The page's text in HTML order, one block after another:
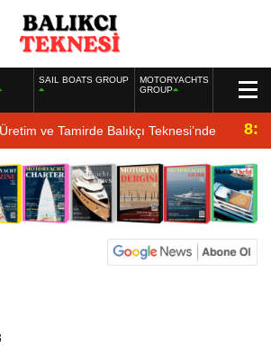
SAIL BOATS GROUP
MOTORYACHTS
GROUP
ve Tamirde Balıkçı Teknesi’nde